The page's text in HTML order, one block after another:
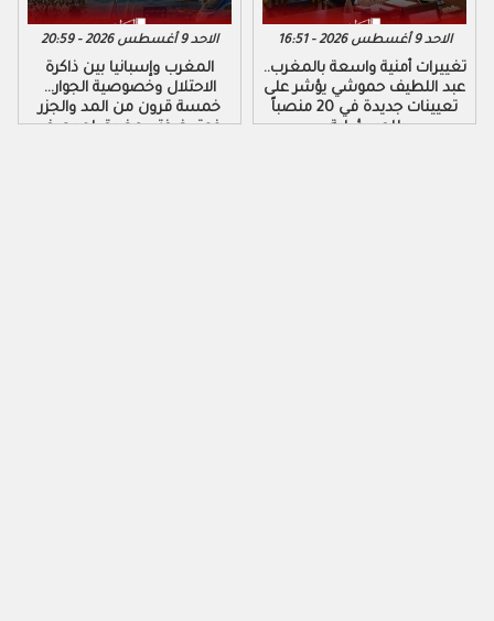
الاحد 9 أغسطس 2026 - 20:59
المغرب وإسبانيا بين ذاكرة
الاحتلال وخصوصية الجوار…
خمسة قرون من المد والجزر
فوق ضفتي مضيق لم يعرف
الاحد 9 أغسطس 2026 - 16:51
تغييرات أمنية واسعة بالمغرب..
عبد اللطيف حموشي يؤشر على
تعيينات جديدة في 20 منصباً
للمسؤولية